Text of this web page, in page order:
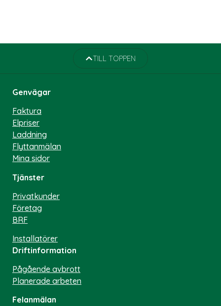
TILL TOPPEN
Genvägar
Faktura
Elpriser
Laddning
Flyttanmälan
Mina sidor
Tjänster
Privatkunder
Företag
BRF
Installatörer
Driftinformation
Pågående avbrott
Planerade arbeten
Felanmälan